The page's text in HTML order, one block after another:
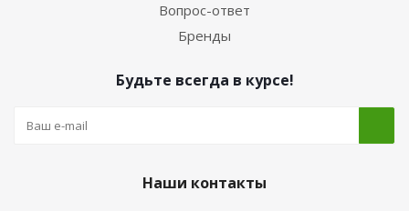
Вопрос-ответ
Бренды
Будьте всегда в курсе!
Наши контакты